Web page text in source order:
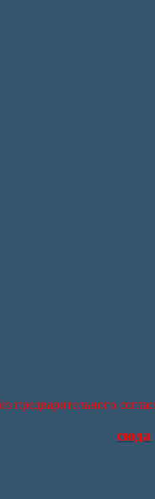
предварительного
сюда